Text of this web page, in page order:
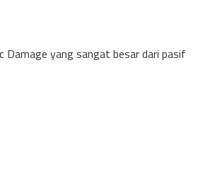
Damage yang sangat besar dari pasif